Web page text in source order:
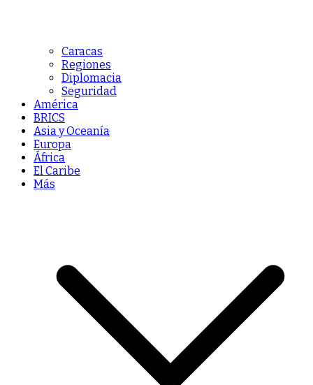
Caracas
Regiones
Diplomacia
Seguridad
América
BRICS
Asia y Oceanía
Europa
África
El Caribe
Más